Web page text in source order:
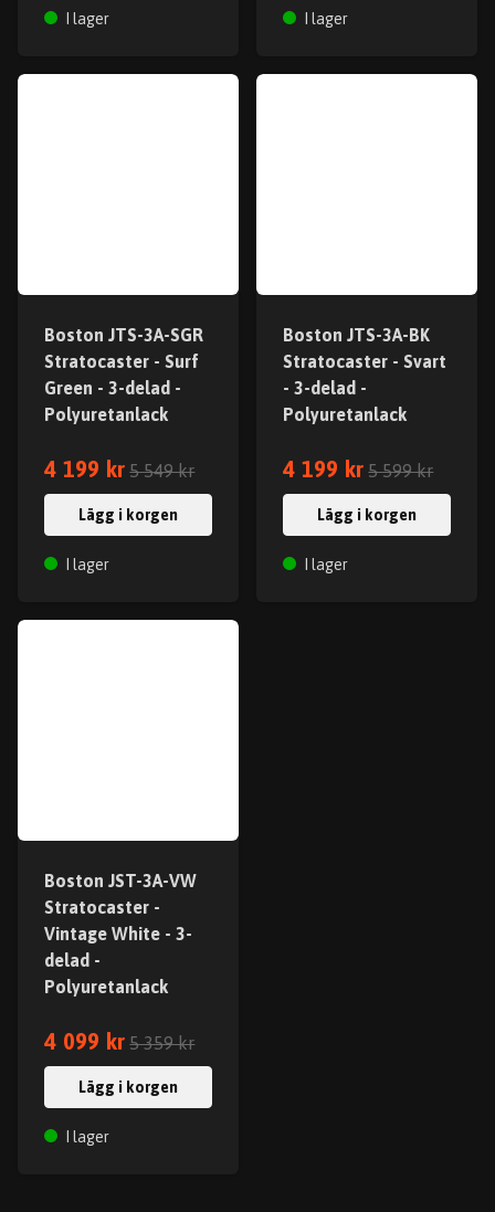
I lager I lager
Boston JTS-3A-SGR
Stratocaster - Surf
Green - 3-delad -
Polyuretanlack
4 199 kr 5 549 kr
Lägg i korgen
I lager
Boston JTS-3A-BK
Stratocaster - Svart
- 3-delad -
Polyuretanlack
4 199 kr 5 599 kr
Lägg i korgen
I lager
Boston JST-3A-VW
Stratocaster -
Vintage White - 3-
delad -
Polyuretanlack
4 099 kr 5 359 kr
Lägg i korgen
I lager